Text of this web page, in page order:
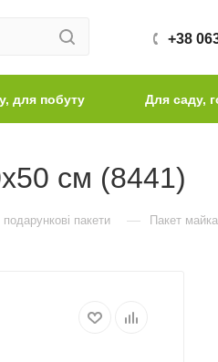
+38
для побуту Для саду,
см (8441)
подарункові пакети — Пакет